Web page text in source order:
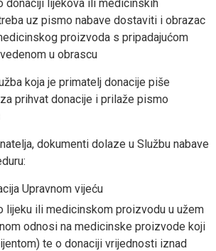
donaciji lijekova ili medicinskih
uz pismo nabave dostaviti i obrazac
proizvoda s pripadajućom
u obrascu
koja je primatelj donacije piše
prihvat donacije i prilaže pismo
dokumenti dolaze u Službu nabave
Upravnom vijeću
lijeku ili medicinskom proizvodu u užem
odnosi na medicinske proizvode koji
te o donaciji vrijednosti iznad